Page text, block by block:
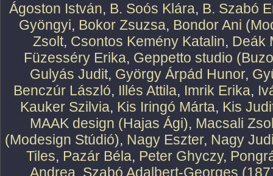
Ágoston István, B. Soós Klára, B. Szabó
Gyöngyi, Bokor Zsuzsa, Bondor Ani
Zsolt, Csontos Kemény Katalin, Deák
Füzesséry Erika, Geppetto studio
Gulyás Judit, György Árpád Hunor,
Benczúr László, Illés Attila, Imrik Erika,
Kauker Szilvia, Kis Iringó Márta, Kis
MAAK design (Hajas Ági), Macsali
(Modesign Stúdió), Nagy Eszter, Nagy
Tiles, Pazár Béla, Peter Ghyczy,
Andrea, Szabó Adalbert-Georges